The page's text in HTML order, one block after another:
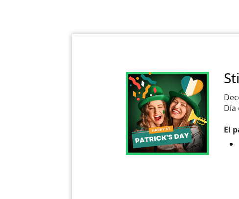
Día
El